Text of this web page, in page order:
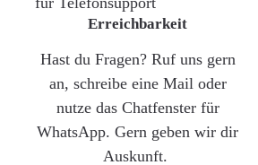
Erreichbarkeit
Hast du Fragen? Ruf uns gern
an, schreibe eine Mail oder
nutze das Chatfenster für
WhatsApp. Gern geben wir dir
Auskunft.